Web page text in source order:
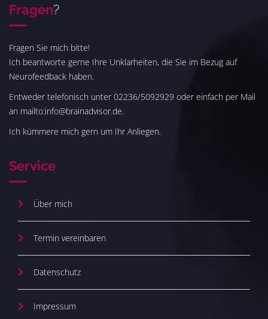
Fragen?
Fragen Sie mich bitte!
Ich beantworte gerne Ihre Unklarheiten, die Sie im Bezug auf
Neurofeedback haben.
Entweder telefonisch unter 02236/5092929 oder einfach per Mail
an mailto:info@brainadvisor.de.
Ich kümmere mich gern um Ihr Anliegen.
Service
Über mich
Termin vereinbaren
Datenschutz
Impressum